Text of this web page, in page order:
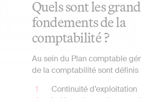
Quels sont les
fondements de la
comptabilité ?
Au sein du Plan comptable
de la comptabilité sont définis
Continuité d’exploitation